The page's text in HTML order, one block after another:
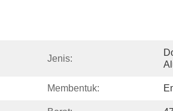
Jenis:
Membentuk: